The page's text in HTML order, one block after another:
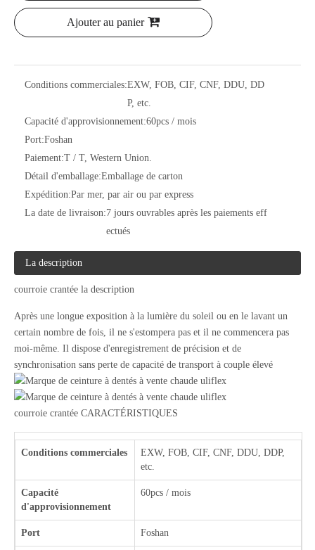
Ajouter au panier
Conditions commerciales:EXW, FOB, CIF, CNF, DDU, DD
P, etc.
Capacité d'approvisionnement:60pcs / mois
Port:Foshan
Paiement:T / T, Western Union.
Détail d'emballage:Emballage de carton
Expédition:Par mer, par air ou par express
La date de livraison:7 jours ouvrables après les paiements eff
ectués
La description
courroie crantée la description
Après une longue exposition à la lumière du soleil ou en le lavant un
certain nombre de fois, il ne s'estompera pas et il ne commencera pas
moi-même. Il dispose d'enregistrement de précision et de
synchronisation sans perte de capacité de transport à couple élevé
courroie crantée CARACTÉRISTIQUES
Conditions commerciales
EXW, FOB, CIF, CNF, DDU, DDP,
etc.
Capacité
d'approvisionnement
60pcs / mois
Port Foshan